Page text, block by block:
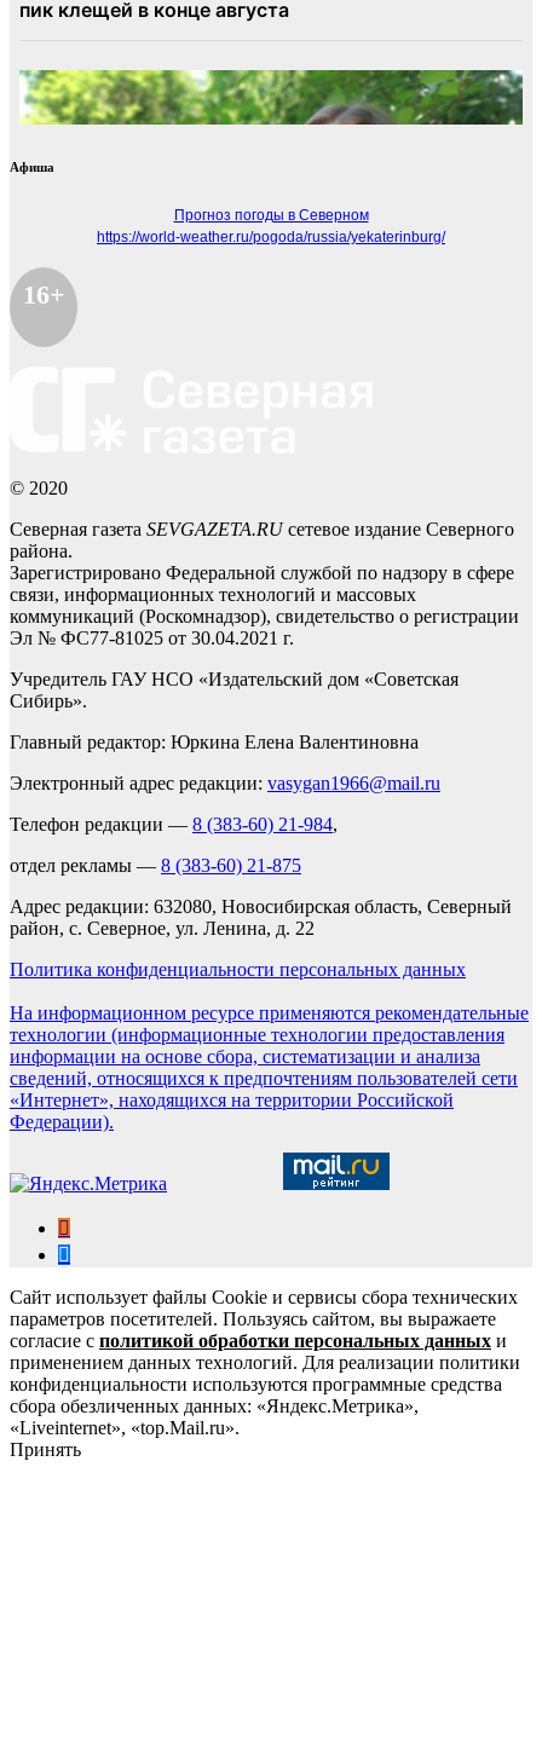
Афиша
Прогноз погоды в Северном
https://world-weather.ru/pogoda/russia/yekaterinburg/
16+
© 2020
Северная газета SEVGAZETA.RUсетевое издание Северного
района.
Зарегистрировано Федеральной службой по надзору в сфере
связи, информационных технологий и массовых
коммуникаций (Роскомнадзор), свидетельство о регистрации
Эл № ФС77-81025 от 30.04.2021 г.
Учредитель ГАУ НСО «Издательский дом «Советская
Сибирь».
Главный редактор: Юркина Елена Валентиновна
Электронный адрес редакции: vasygan1966@mail.ru
Телефон редакции — 8 (383-60) 21-984,
отдел рекламы — 8 (383-60) 21-875
Адрес редакции: 632080, Новосибирская область, Северный
район, с. Северное, ул. Ленина, д. 22
Политика конфиденциальности персональных данных
На информационном ресурсе применяются рекомендательные
технологии (информационные технологии предоставления
информации на основе сбора, систематизации и анализа
сведений, относящихся к предпочтениям пользователей сети
«Интернет», находящихся на территории Российской
Федерации).
Сайт использует файлы Cookie и сервисы сбора технических
параметров посетителей. Пользуясь сайтом, вы выражаете
согласие с политикой обработки персональных данных и
применением данных технологий. Для реализации политики
конфиденциальности используются программные средства
сбора обезличенных данных: «Яндекс.Метрика»,
«Liveinternet», «top.Mail.ru».
Принять